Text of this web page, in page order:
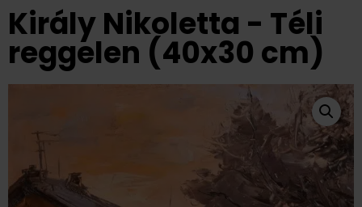
Király Nikoletta - Téli
reggelen (40x30 cm)